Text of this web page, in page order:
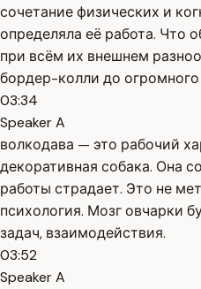
сочетание физических и
определяла её работа. Что
при всём их внешнем
бордер-колли до огромного
03:34
Speaker A
волкодава — это рабочий
декоративная собака. Она
работы страдает. Это не
психология. Мозг овчарки
задач, взаимодействия.
03:52
Speaker A